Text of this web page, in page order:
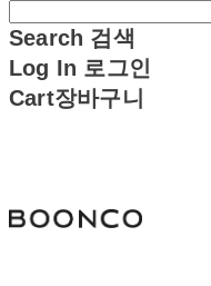
Search 검색
Log In 로그인
Cart장바구니